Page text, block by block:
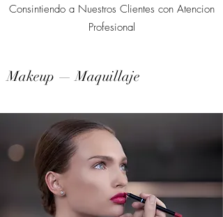
Consintiendo a Nuestros Clientes con Atencion
Profesional
Makeup — Maquillaje